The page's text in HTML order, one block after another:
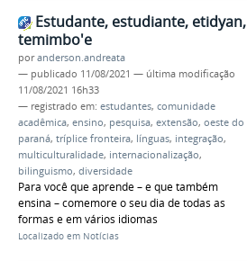
Estudante, estudiante, etidyan,
temimbo'e
poranderson.andreata
— publicado 11/08/2021 — última modificação
11/08/2021 16h33
— registrado em: estudantes, comunidade
acadêmica, ensino, pesquisa, extensão, oeste do
paraná, tríplice fronteira, línguas, integração,
multiculturalidade, internacionalização,
bilinguismo, diversidade
Para você que aprende – e que também
ensina – comemore o seu dia de todas as
formas e em vários idiomas
Localizado em Notícias